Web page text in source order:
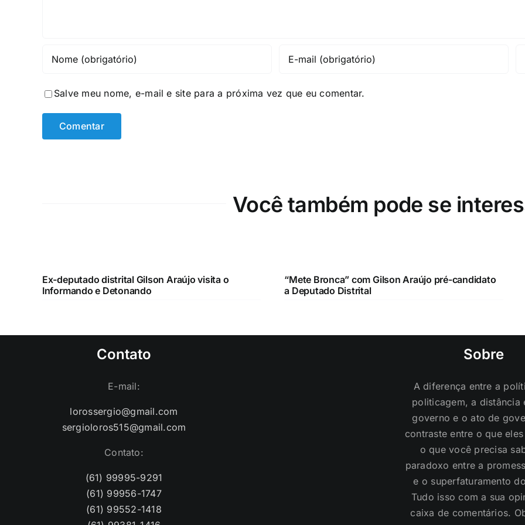
Salve meu nome, e-mail e site para a próxima vez que eu comentar.
Você também pode se
Ex-deputado distrital Gilson Araújo visita o
Informando e Detonando
“Mete Bronca” com Gilson Araújo pré-candidato
a Deputado Distrital
Contato
E-mail:
lorossergio@gmail.com
sergioloros515@gmail.com
Contato:
(61) 99995-9291
(61) 99956-1747
(61) 99552-1418
Sobre
A diferença entre a
politicagem, a distância
governo e o ato de
contraste entre o que
o que você precisa
paradoxo entre a
e o superfaturamento
Tudo isso com a sua
caixa de comentários.